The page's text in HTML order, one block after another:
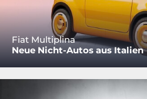
Fiat Multiplina
Neue Nicht-Autos aus Italien